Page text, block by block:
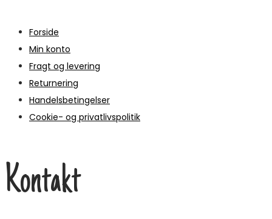
Forside
Min konto
Fragt og levering
Returnering
Handelsbetingelser
Cookie- og privatlivspolitik
Kontakt